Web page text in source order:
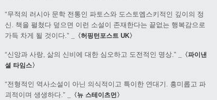
“무적의 러시아 문학 전통인 파토스와 도스토옙스키적인 깊이의 정
신. 책을 펼쳤다 덮으면 이런 소설이 존재한다는 끝없는 행복감으로
가득 차게 될 것이다.”
_〈허핑턴포스트 UK〉
“신앙과 사랑, 삶의 신비에 대한 심오하고 도전적인 명상.” _〈파이낸
셜 타임스〉
“전형적인 역사소설이 아닌 의식적이고 특이한 연대기. 흥미롭고 파
괴적이며 생생하다.”
_〈뉴 스테이츠먼〉